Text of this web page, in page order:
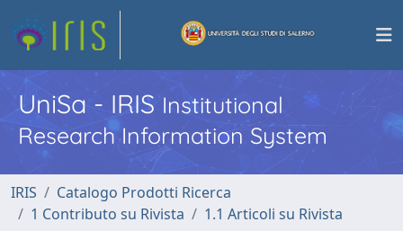
UniSa - IRISInstitutional
Research Information System
IRIS
Catalogo Prodotti Ricerca
1 Contributo su Rivista
1.1 Articoli su Rivista